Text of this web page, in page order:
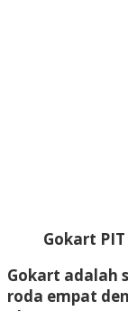
Gokart
Gokart adalah
roda empat